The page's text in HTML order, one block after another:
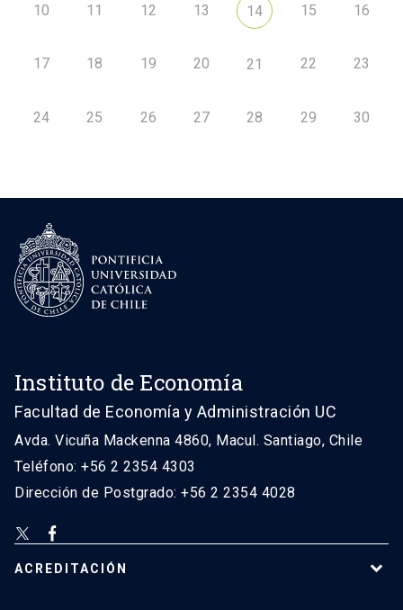
10 11 12 13 14 15 16
17 18 19 20 21 22 23
24 25 26 27 28 29 30
Instituto de Economía
Facultad de Economía y Administración UC
Avda. Vicuña Mackenna 4860, Macul. Santiago, Chile
Teléfono: +56 2 2354 4303
Dirección de Postgrado: +56 2 2354 4028
ACREDITACIÓN